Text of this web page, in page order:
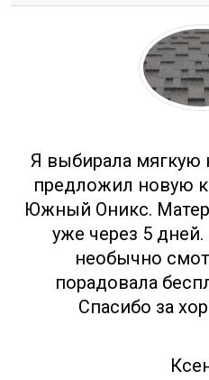
Я выбирала
предложил новую
Южный Оникс.
уже через 5
необычно
порадовала
Спасибо за